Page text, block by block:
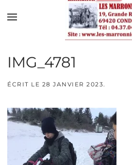
Skip to main content
IMG_4781
ÉCRIT LE 28 JANVIER 2023.